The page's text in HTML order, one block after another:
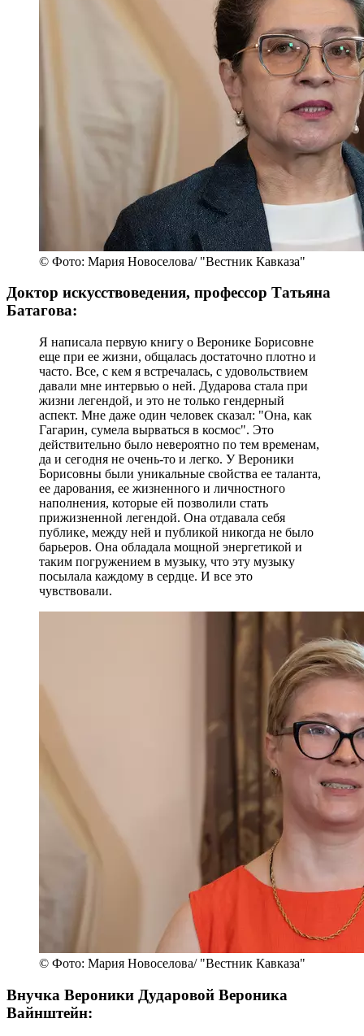
© Фото: Мария Новоселова/ "Вестник Кавказа"
Доктор искусствоведения, профессор Татьяна
Батагова:
Я написала первую книгу о Веронике Борисовне
еще при ее жизни, общалась достаточно плотно и
часто. Все, с кем я встречалась, с удовольствием
давали мне интервью о ней. Дударова стала при
жизни легендой, и это не только гендерный
аспект. Мне даже один человек сказал: "Она, как
Гагарин, сумела вырваться в космос". Это
действительно было невероятно по тем временам,
да и сегодня не очень-то и легко. У Вероники
Борисовны были уникальные свойства ее таланта,
ее дарования, ее жизненного и личностного
наполнения, которые ей позволили стать
прижизненной легендой. Она отдавала себя
публике, между ней и публикой никогда не было
барьеров. Она обладала мощной энергетикой и
таким погружением в музыку, что эту музыку
посылала каждому в сердце. И все это
чувствовали.
© Фото: Мария Новоселова/ "Вестник Кавказа"
Внучка Вероники Дударовой Вероника
Вайнштейн: